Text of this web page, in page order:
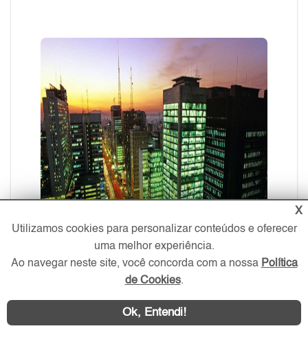
X
Utilizamos cookies para personalizar conteúdos e oferecer
uma melhor experiência.
Ao navegar neste site, você concorda com a nossa Política
de Cookies.
Ok, Entendi!